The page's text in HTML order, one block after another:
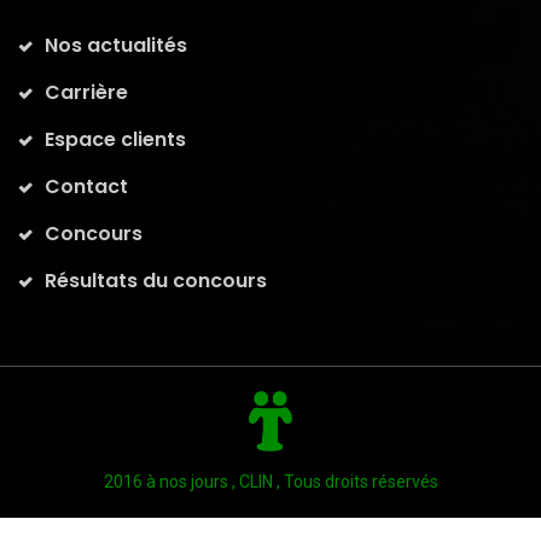
Nos actualités
Carrière
Espace clients
Contact
Concours
Résultats du concours
2016 à nos jours , CLIN , Tous droits réservés